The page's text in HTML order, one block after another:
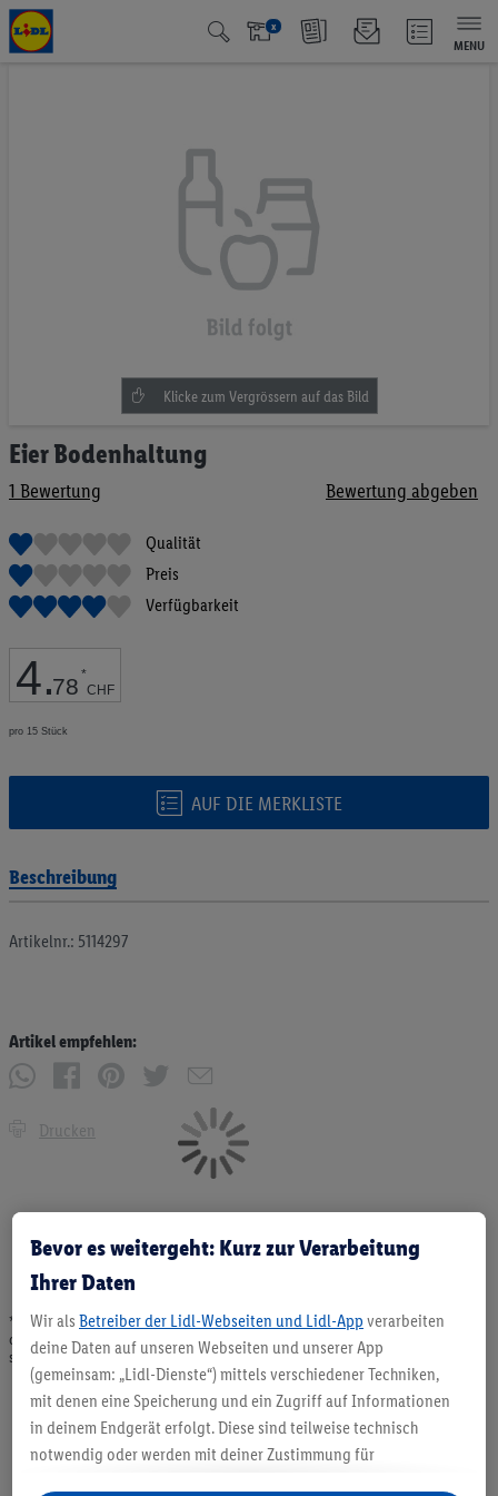
x
MENU
Eier Bodenhaltung
1 Bewertung Bewertung abgeben
Qualität
Preis
Verfügbarkeit
4.78 *
CHF
pro 15 Stück
AUF DIE MERKLISTE
Zum
Anfang
der
springen
Beschreibung
Artikelnr.: 5114297
Artikel empfehlen:
Drucken
* Angebote solange Vorrat. Abgabe nur in haushaltsüblichen Mengen. Verkauf
ohne Dekoration. Die hier beworbenen Produkte, vor allem NonFood-Produkte,
sind nicht alle dauerhaft im Sortiment. Abbildungen ähnlich.
Bevor es weitergeht: Kurz zur Verarbeitung
Ihrer Daten
Wir als Betreiber der Lidl-Webseiten und Lidl-App verarbeiten
deine Daten auf unseren Webseiten und unserer App
(gemeinsam: „Lidl-Dienste“) mittels verschiedener Techniken,
mit denen eine Speicherung und ein Zugriff auf Informationen
in deinem Endgerät erfolgt. Diese sind teilweise technisch
notwendig oder werden mit deiner Zustimmung für